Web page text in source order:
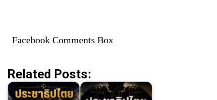
Facebook Comments Box
Related Posts: